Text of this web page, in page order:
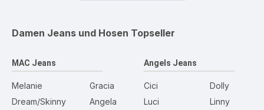
Damen Jeans und Hosen Topseller
MAC Jeans
Melanie
Dream/Skinny
Gracia
Angela
Angels Jeans
Cici
Luci
Dolly
Linny